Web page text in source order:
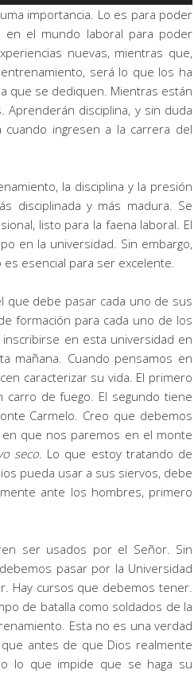
teclas
de
flecha
arriba/abajo
para
aumentar
o
volumen.
importancia. Lo es para poder
el mundo laboral para poder
nuevas, mientras que,
será lo que los ha
que se dediquen. Mientras están
disciplina, y sin duda
cuando ingresen a la carrera del
la disciplina y la presión
disciplinada y más madura. Se
listo para la faena laboral. El
en la universidad. Sin embargo,
esencial para ser excelente.
que debe pasar cada uno de sus
formación para cada uno de los
en esta universidad en
mañana. Cuando pensamos en
caracterizar su vida. El primero
de fuego. El segundo tiene
Carmelo. Creo que debemos
que nos paremos en el monte
seco. Lo que estoy tratando de
pueda usar a sus siervos, debe
ante los hombres, primero
ser usados ​​por el Señor. Sin
pasar por la Universidad
Hay cursos que debemos tener.
de batalla como soldados de la
Esta no es una verdad
antes de que Dios realmente
lo que impide que se haga su